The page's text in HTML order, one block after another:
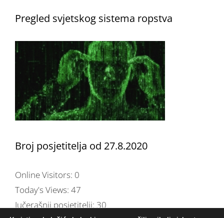
Pregled svjetskog sistema ropstva
Broj posjetitelja od 27.8.2020
Online Visitors: 0
Today's Views: 47
Jučerašnji posjetitelji: 30